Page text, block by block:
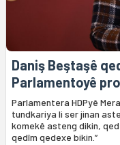
Daniş Beştaşê
Parlamentoyê
Parlamentera HDPyê
tundkariya li ser jinan
komekê asteng dikin,
qedîm qedexe bikin.”